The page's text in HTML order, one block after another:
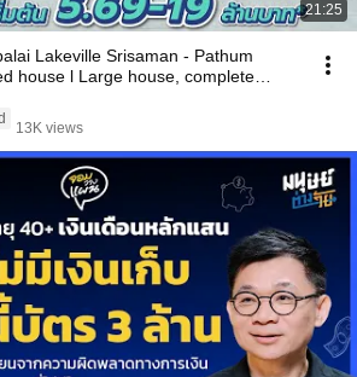
21:25
Lakeville Srisaman - Pathum
house l Large house, complete
13K views